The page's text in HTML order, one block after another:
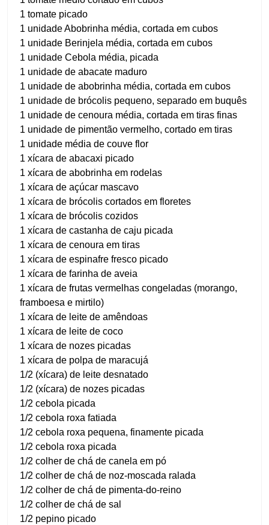
1 tomate picado
1 unidade Abobrinha média, cortada em cubos
1 unidade Berinjela média, cortada em cubos
1 unidade Cebola média, picada
1 unidade de abacate maduro
1 unidade de abobrinha média, cortada em cubos
1 unidade de brócolis pequeno, separado em buquês
1 unidade de cenoura média, cortada em tiras finas
1 unidade de pimentão vermelho, cortado em tiras
1 unidade média de couve flor
1 xícara de abacaxi picado
1 xícara de abobrinha em rodelas
1 xícara de açúcar mascavo
1 xícara de brócolis cortados em floretes
1 xícara de brócolis cozidos
1 xícara de castanha de caju picada
1 xícara de cenoura em tiras
1 xícara de espinafre fresco picado
1 xícara de farinha de aveia
1 xícara de frutas vermelhas congeladas (morango,
framboesa e mirtilo)
1 xícara de leite de amêndoas
1 xícara de leite de coco
1 xícara de nozes picadas
1 xícara de polpa de maracujá
1/2 (xícara) de leite desnatado
1/2 (xícara) de nozes picadas
1/2 cebola picada
1/2 cebola roxa fatiada
1/2 cebola roxa pequena, finamente picada
1/2 cebola roxa picada
1/2 colher de chá de canela em pó
1/2 colher de chá de noz-moscada ralada
1/2 colher de chá de pimenta-do-reino
1/2 colher de chá de sal
1/2 pepino picado